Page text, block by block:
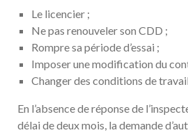
Le licencier ;
Ne pas renouveler son CDD ;
Rompre sa période d’essai ;
Imposer une modification du
Changer des conditions de travail.
En l’absence de réponse de
délai de deux mois, la demande